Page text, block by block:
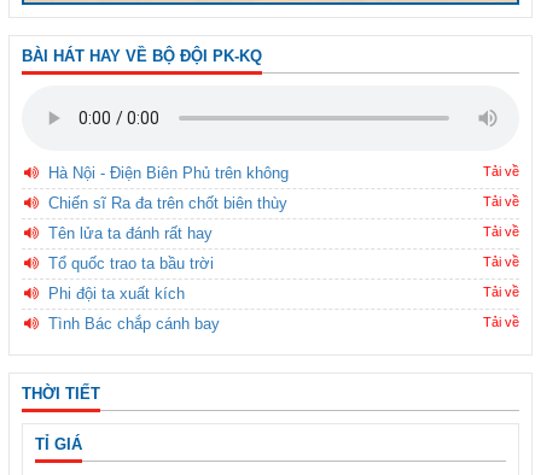
BÀI HÁT HAY VỀ BỘ ĐỘI PK-KQ
Hà Nội - Điện Biên Phủ trên không Tải về
Chiến sĩ Ra đa trên chốt biên thùy Tải về
Tên lửa ta đánh rất hay Tải về
Tổ quốc trao ta bầu trời Tải về
Phi đội ta xuất kích Tải về
Tình Bác chắp cánh bay Tải về
THỜI TIẾT
TỈ GIÁ